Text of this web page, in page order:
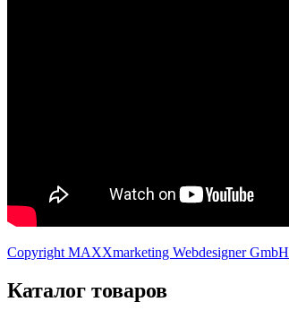
Copyright MAXXmarketing Webdesigner GmbH
Каталог товаров